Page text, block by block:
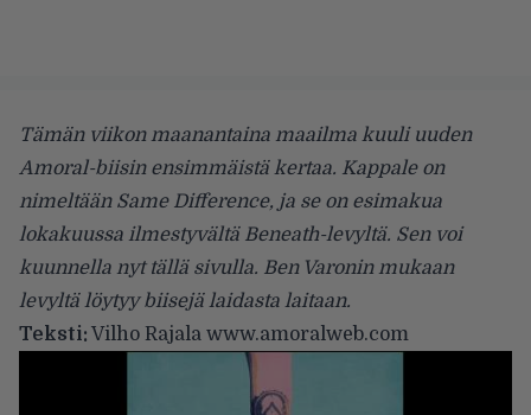
Tämän viikon maanantaina maailma kuuli uuden
Amoral-biisin ensimmäistä kertaa. Kappale on
nimeltään Same Difference, ja se on esimakua
lokakuussa ilmestyvältä Beneath-levyltä. Sen voi
kuunnella nyt tällä sivulla. Ben Varonin mukaan
levyltä löytyy biisejä laidasta laitaan.
Teksti: Vilho Rajala www.amoralweb.com